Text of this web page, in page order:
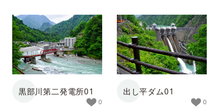
黒部川第二発電所01
0
出し平ダム01
0